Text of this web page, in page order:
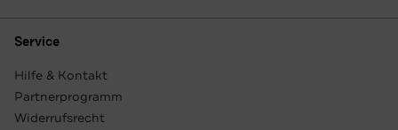
Service
Hilfe & Kontakt
Partnerprogramm
Widerrufsrecht